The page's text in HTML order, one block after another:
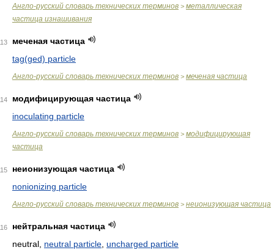
Англо-русский словарь технических терминов > металлическая
частица изнашивания
меченая частица
tag(ged) particle
Англо-русский словарь технических терминов > меченая частица
модифицирующая частица
inoculating particle
Англо-русский словарь технических терминов > модифицирующая
частица
неионизующая частица
nonionizing particle
Англо-русский словарь технических терминов > неионизующая частица
нейтральная частица
neutral, neutral particle uncharged particle